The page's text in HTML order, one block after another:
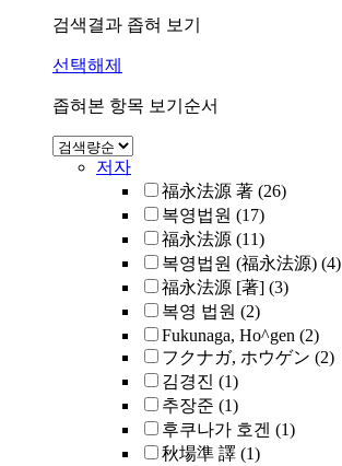
검색결과 좁혀 보기
선택해제
좁혀본 항목 보기순서
저자
福永法源 著 (26)
복영법원 (17)
福永法源 (11)
복영법원 (福永法源) (4)
福永法源 [著] (3)
복영 법원 (2)
Fukunaga, Ho^gen (2)
フクナガ, ホウゲン (2)
김경진 (1)
추장준 (1)
후쿠나가 호겐 (1)
秋場準 譯 (1)